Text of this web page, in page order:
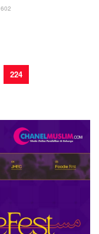
602
224